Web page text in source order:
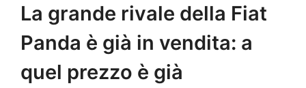
La grande rivale della Fiat
Panda è già in vendita: a
quel prezzo è già